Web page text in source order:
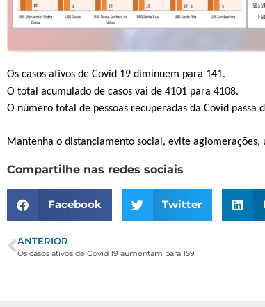
Os casos ativos de Covid 19 diminuem para 141.
O total acumulado de casos vai de 4101 para 4108.
O número total de pessoas recuperadas da Covid passa
Mantenha o distanciamento social, evite
Compartilhe nas redes sociais
Facebook Twitter
ANTERIOR
Os casos ativos de Covid 19 aumentam para 159